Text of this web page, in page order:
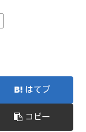
はてブ
コピー